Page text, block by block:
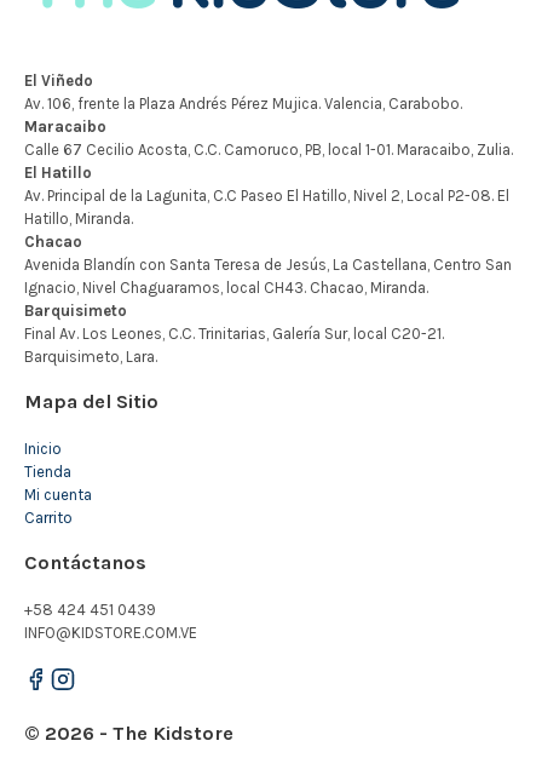
Mapa del Sitio
Inicio
Tienda
Mi cuenta
Carrito
Contáctanos
+58 424 451 0439
INFO@KIDSTORE.COM.VE
© 2026 - The Kidstore